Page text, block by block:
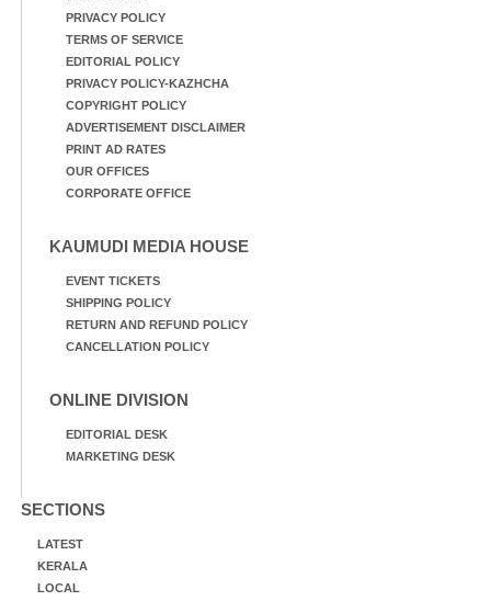
PRIVACY POLICY
TERMS OF SERVICE
EDITORIAL POLICY
PRIVACY POLICY-KAZHCHA
COPYRIGHT POLICY
ADVERTISEMENT DISCLAIMER
PRINT AD RATES
OUR OFFICES
CORPORATE OFFICE
KAUMUDI MEDIA HOUSE
EVENT TICKETS
SHIPPING POLICY
RETURN AND REFUND POLICY
CANCELLATION POLICY
ONLINE DIVISION
EDITORIAL DESK
MARKETING DESK
SECTIONS
LATEST
KERALA
LOCAL